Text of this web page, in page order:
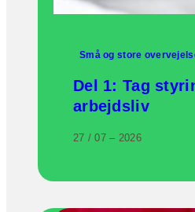
Små og store
Del 1: Tag
arbejdsliv
27 / 07 – 2026